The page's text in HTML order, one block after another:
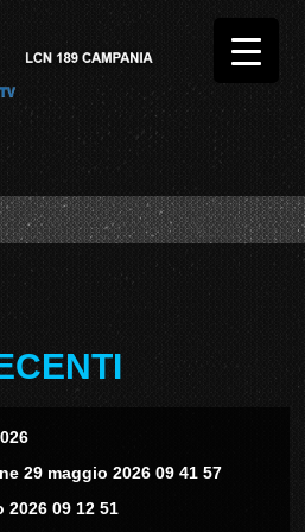
29 maggio 2026 09 41 57
2026 09 12 51